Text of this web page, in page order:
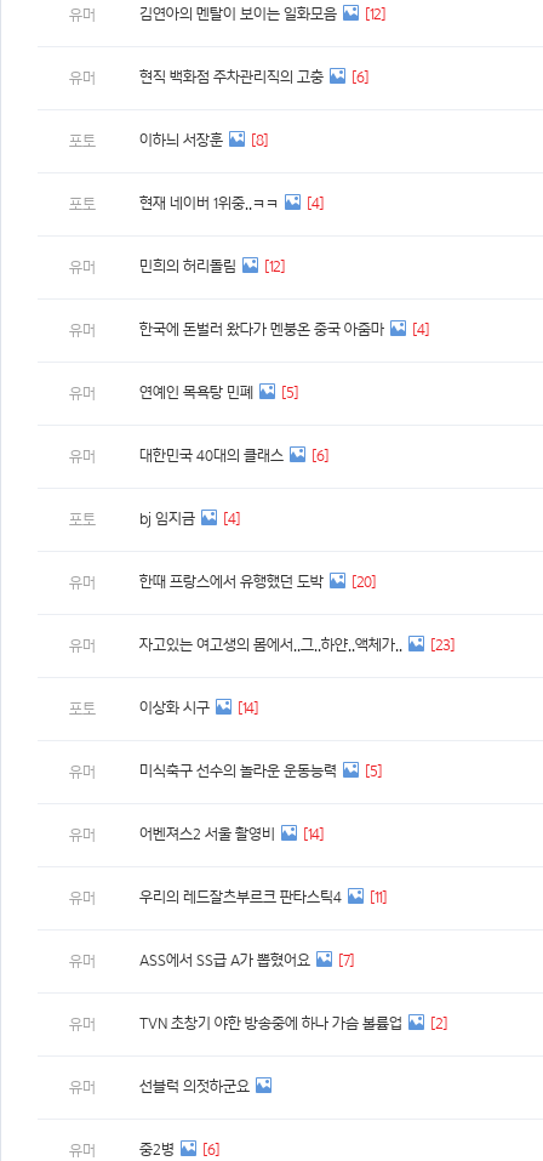
유머 김연아의 멘탈이 보이는 일화모음 [12]
유머 현직 백화점 주차관리직의 고충 [6]
포토 이하늬 서장훈 [8]
포토 현재 네이버 1위중..ㅋㅋ [4]
유머 민희의 허리돌림 [12]
유머 한국에 돈벌러 왔다가 멘붕온 중국 아줌마 [4]
유머 연예인 목욕탕 민폐 [5]
유머 대한민국 40대의 클래스 [6]
포토 bj 임지금 [4]
유머 한때 프랑스에서 유행했던 도박 [20]
유머 자고있는 여고생의 몸에서..그..하얀..액체가.. [23]
포토 이상화 시구 [14]
유머 미식축구 선수의 놀라운 운동능력 [5]
유머 어벤져스2 서울 촬영비 [14]
유머 우리의 레드잘츠부르크 판타스틱4 [11]
유머 ASS에서 SS급 A가 뽑혔어요 [7]
유머 TVN 초창기 야한 방송중에 하나 가슴 볼륨업 [2]
유머 선블럭 의젓하군요
유머 중2병 [6]